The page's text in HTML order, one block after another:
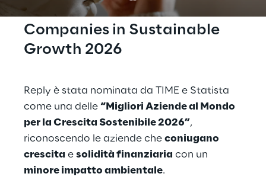
TIME World's Best
Companies in Sustainable
Growth 2026
Reply è stata nominata da TIME e Statista
come una delle “Migliori Aziende al Mondo
per la Crescita Sostenibile 2026”,
riconoscendo le aziende che coniugano
crescita e solidità finanziaria con un
minore impatto ambientale.